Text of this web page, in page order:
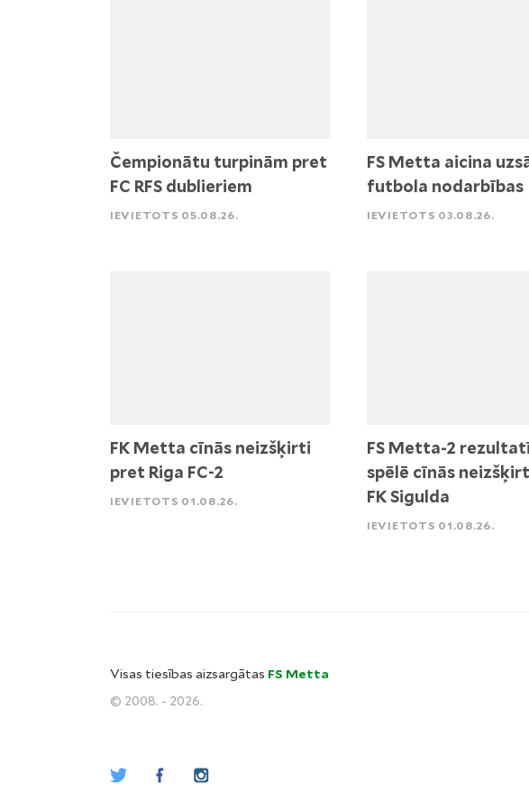
Čempionātu turpinām pret
FC RFS dublieriem
IEVIETOTS 05.08.26.
FS Metta aicina
futbola nodarbības
IEVIETOTS 03.08.26.
FK Metta cīnās neizšķirti
pret Riga FC-2
IEVIETOTS 01.08.26.
FS Metta-2
spēlē cīnās
FK Sigulda
IEVIETOTS 01.08.26.
Visas tiesības aizsargātas FS Metta
© 2008. - 2026.